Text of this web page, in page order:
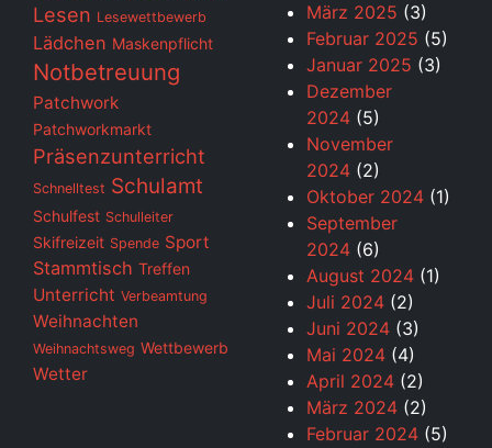
Lesen Lesewettbewerb
Lädchen Maskenpflicht
Notbetreuung
Patchwork
Patchworkmarkt
Präsenzunterricht
Schnelltest Schulamt
Schulfest Schulleiter
Skifreizeit Spende Sport
Stammtisch Treffen
Unterricht Verbeamtung
Weihnachten
Weihnachtsweg Wettbewerb
Wetter
März 2025 (3)
Februar 2025 (5)
Januar 2025 (3)
Dezember
2024 (5)
November
2024 (2)
Oktober 2024 (1)
September
2024 (6)
August 2024 (1)
Juli 2024 (2)
Juni 2024 (3)
Mai 2024 (4)
April 2024 (2)
März 2024 (2)
Februar 2024 (5)